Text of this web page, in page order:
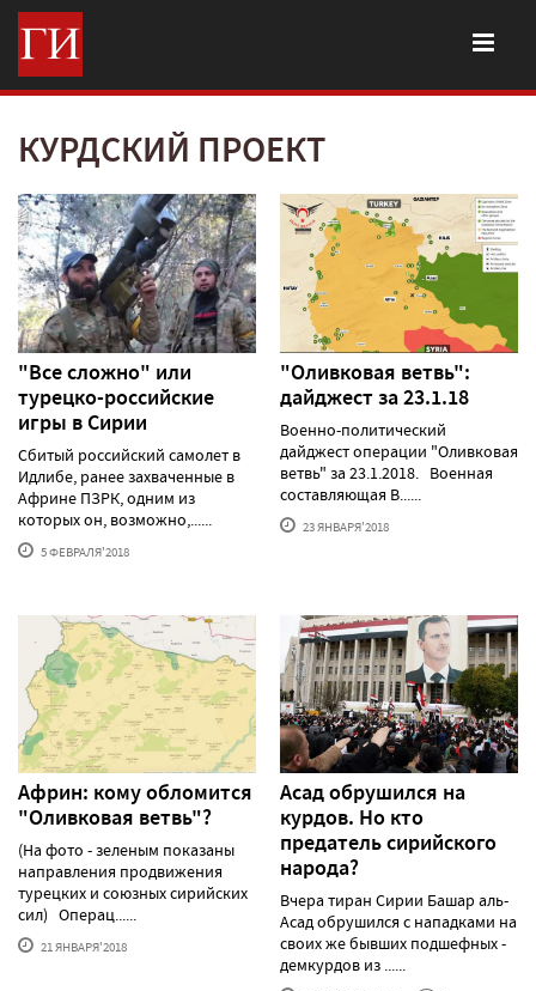
КУРДСКИЙ ПРОЕКТ
"Все сложно" или
турецко-российские
игры в Сирии
Сбитый российский самолет в
Идлибе, ранее захваченные в
Африне ПЗРК, одним из
которых он, возможно,......
5 ФЕВРАЛЯ'2018
"Оливковая ветвь":
дайджест за 23.1.18
Военно-политический
дайджест операции "Оливковая
ветвь" за 23.1.2018. Военная
составляющая В......
23 ЯНВАРЯ'2018
Африн: кому обломится
"Оливковая ветвь"?
(На фото - зеленым показаны
направления продвижения
турецких и союзных сирийских
сил) Операц......
21 ЯНВАРЯ'2018
Асад обрушился на
курдов. Но кто
предатель сирийского
народа?
Вчера тиран Сирии Башар аль-
Асад обрушился с нападками на
своих же бывших подшефных -
демкурдов из ......